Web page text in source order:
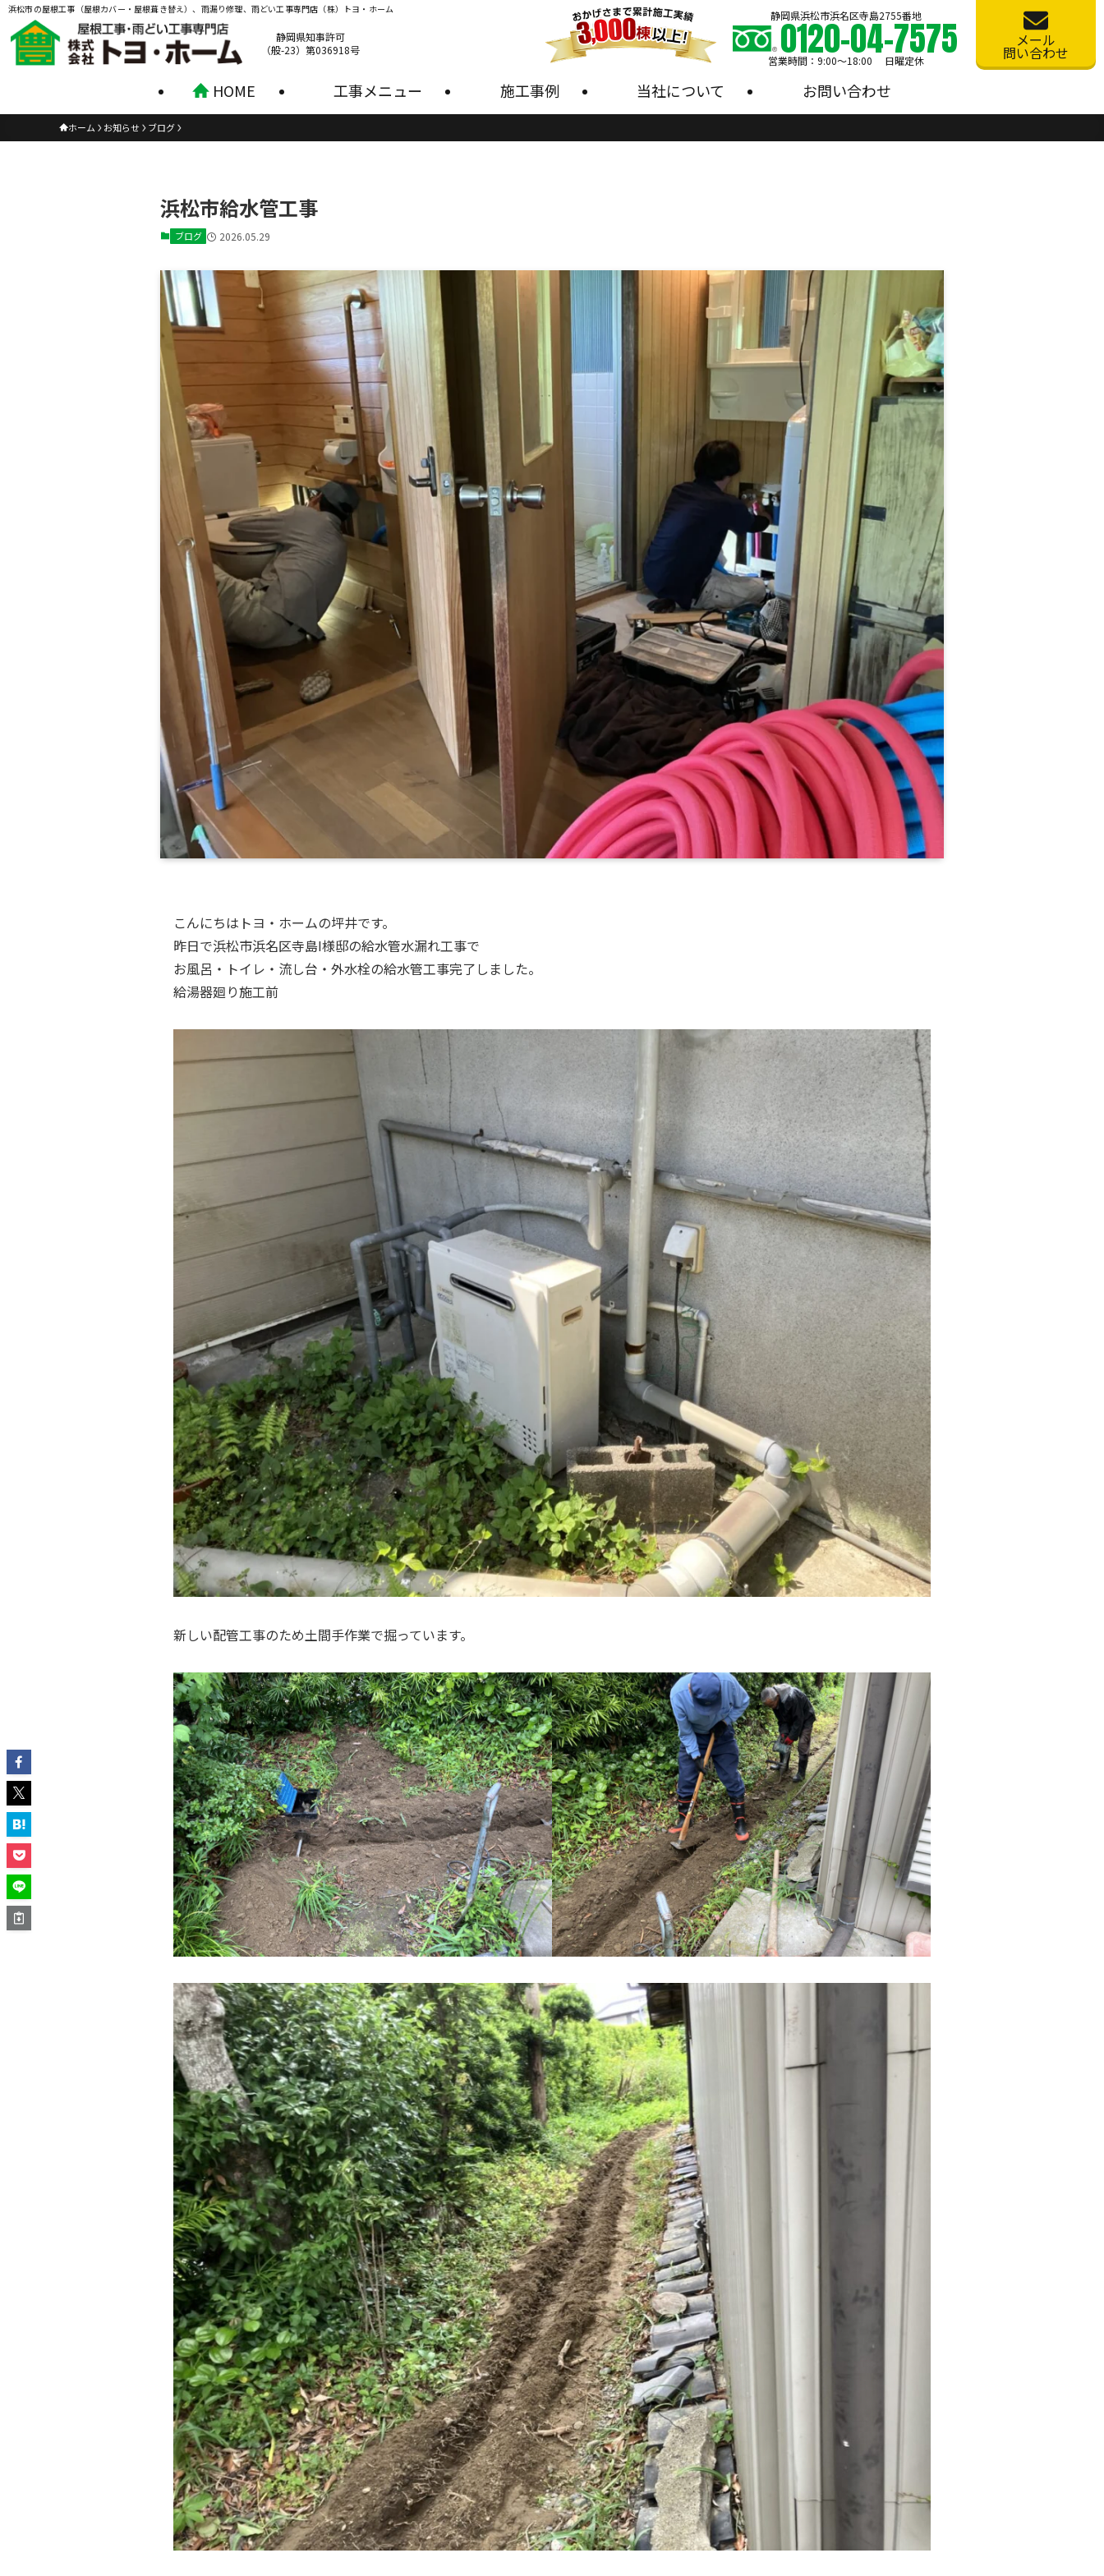
浜松市の屋根工事（屋根カバー・屋根葺き替え）、雨漏り修理、雨どい工事専門店（株）トヨ・ホーム
HOME 工事メニュー 施工事例 当社について お問い合わせ
静岡県知事許可
（般-23）第036918号
静岡県浜松市浜名区寺島2755番地
0120-04-7575
営業時間：9:00〜18:00 日曜定休
メール
問い合わせ
ホーム お知らせ ブログ
浜松市給水管工事
ブログ 2026.05.29
こんにちはトヨ・ホームの坪井です。
昨日で浜松市浜名区寺島I様邸の給水管水漏れ工事で
お風呂・トイレ・流し台・外水栓の給水管工事完了しました。
給湯器廻り施工前
新しい配管工事のため土間手作業で掘っています。